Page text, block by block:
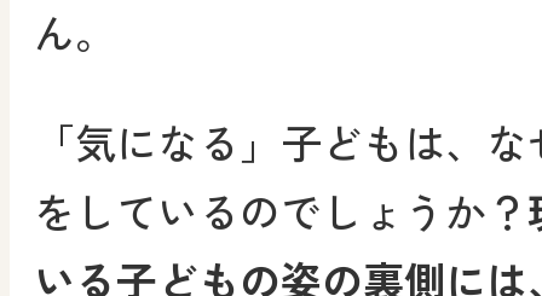
ん。
「気になる」子どもは、
をしているのでしょうか？
いる子どもの姿の裏側に